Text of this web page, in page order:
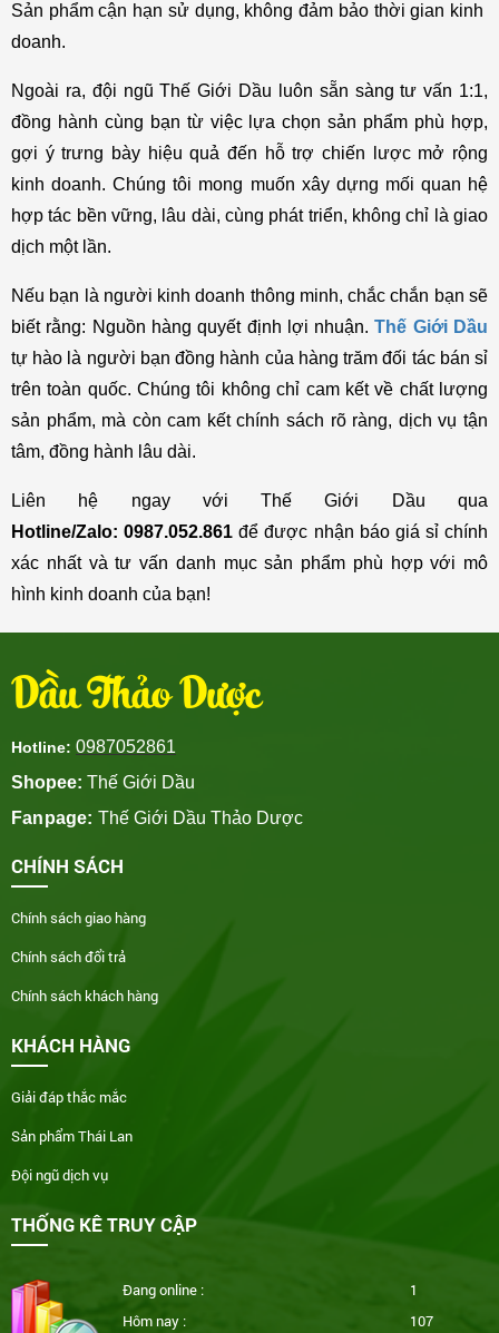
Sản phẩm cận hạn sử dụng, không đảm bảo thời gian kinh
doanh.
Ngoài ra, đội ngũ Thế Giới Dầu luôn sẵn sàng tư vấn 1:1,
đồng hành cùng bạn từ việc lựa chọn sản phẩm phù hợp,
gợi ý trưng bày hiệu quả đến hỗ trợ chiến lược mở rộng
kinh doanh. Chúng tôi mong muốn xây dựng mối quan hệ
hợp tác bền vững, lâu dài, cùng phát triển, không chỉ là giao
dịch một lần.
Nếu bạn là người kinh doanh thông minh, chắc chắn bạn sẽ
biết rằng: Nguồn hàng quyết định lợi nhuận. Thế Giới Dầu
tự hào là người bạn đồng hành của hàng trăm đối tác bán sỉ
trên toàn quốc. Chúng tôi không chỉ cam kết về chất lượng
sản phẩm, mà còn cam kết chính sách rõ ràng, dịch vụ tận
tâm, đồng hành lâu dài.
Hotline/Zalo: 0987.052.861để được nhận báo giá sỉ chính
xác nhất và tư vấn danh mục sản phẩm phù hợp với mô
hình kinh doanh của bạn!
Dầu Thảo Dược
Hotline: 0987052861
Shopee: Thế Giới Dầu
Fanpage: Thế Giới Dầu Thảo Dược
CHÍNH SÁCH
Chính sách giao hàng
Chính sách đổi trả
Chính sách khách hàng
KHÁCH HÀNG
Giải đáp thắc mắc
Sản phẩm Thái Lan
Đội ngũ dịch vụ
THỐNG KÊ TRUY CẬP
Đang online :
1
Hôm nay :
107